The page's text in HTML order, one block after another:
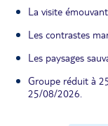
La visite
Les contrastes
Les paysages
Groupe réduit à
25/08/2026.